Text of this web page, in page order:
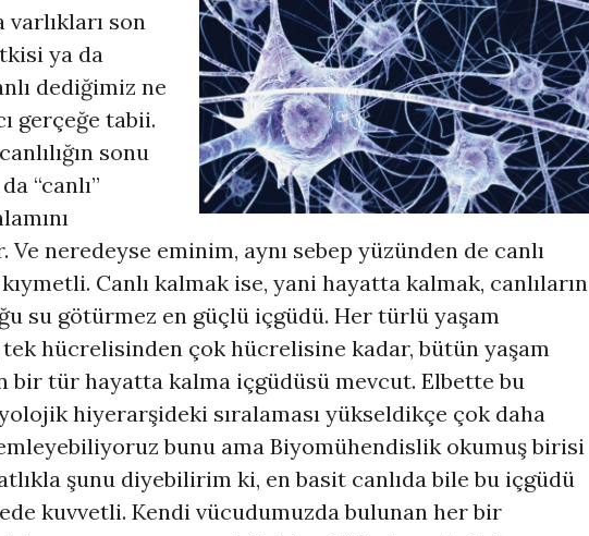
varlıkları son
ya da
dediğimiz ne
gerçeğe tabii.
sonu
“canlı”
Ve neredeyse eminim, aynı sebep yüzünden de canlı
Canlı kalmak ise, yani hayatta kalmak, canlıların
su götürmez en güçlü içgüdü. Her türlü yaşam
hücrelisinden çok hücrelisine kadar, bütün yaşam
bir tür hayatta kalma içgüdüsü mevcut. Elbette bu
hiyerarşideki sıralaması yükseldikçe çok daha
bunu ama Biyomühendislik okumuş birisi
şunu diyebilirim ki, en basit canlıda bile bu içgüdü
kuvvetli. Kendi vücudumuzda bulunan her bir